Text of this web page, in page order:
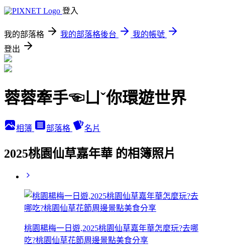
登入
我的部落格 我的部落格後台
我的帳號
登出
蓉蓉牽手☜ㄩˇ你環遊世界
相簿 部落格 名片
2025桃園仙草嘉年華 的相簿照片
桃園楊梅一日遊,2025桃園仙草嘉年華怎麼玩?去哪
吃?桃園仙草花節周邊景點美食分享